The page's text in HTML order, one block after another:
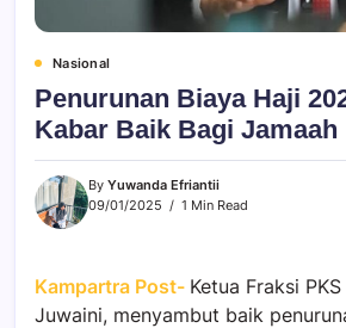
Nasional
Penurunan Biaya Haji
Kabar Baik Bagi Jamaah
By Yuwanda Efriantii
09/01/2025
1 Min Read
Kampartra Post- Ketua Fraksi
Juwaini, menyambut baik